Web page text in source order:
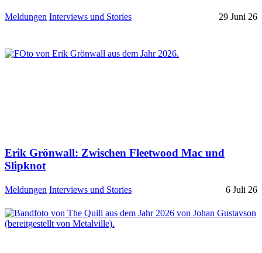
Meldungen Interviews und Stories 29 Juni 26
Erik Grönwall: Zwischen Fleetwood Mac und
Slipknot
Meldungen Interviews und Stories 6 Juli 26